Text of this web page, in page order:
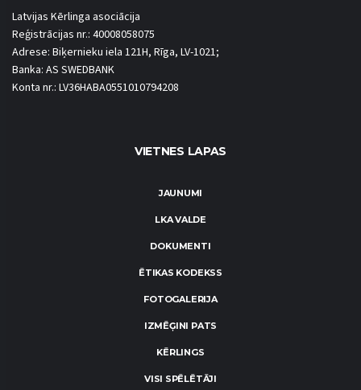
Latvijas Kērlinga asociācija
Reģistrācijas nr.: 40008058075
Adrese: Biķernieku iela 121H, Rīga, LV-1021;
Banka: AS SWEDBANK
Konta nr.: LV36HABA0551010794208
VIETNES LAPAS
JAUNUMI
LKA VALDE
DOKUMENTI
ĒTIKAS KODEKSS
FOTOGALERIJA
IZMĒĢINI PATS
KĒRLINGS
VISI SPĒLĒTĀJI